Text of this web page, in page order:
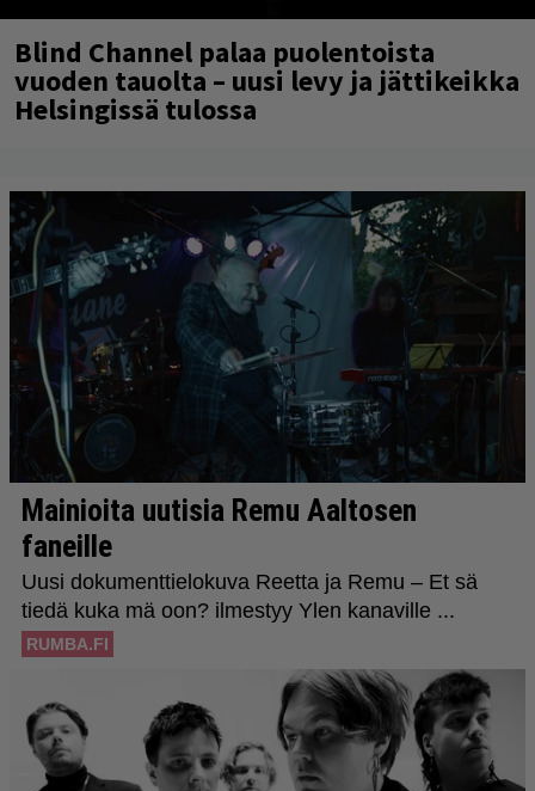
Blind Channel palaa puolentoista
vuoden tauolta – uusi levy ja jättikeikka
Helsingissä tulossa